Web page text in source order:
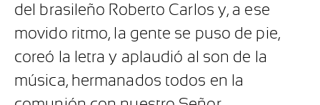
del brasileño Roberto Carlos y, a ese
movido ritmo, la gente se puso de pie,
coreó la letra y aplaudió al son de la
música, hermanados todos en la